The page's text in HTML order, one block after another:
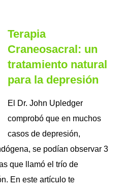
Terapia
Craneosacral: un
tratamiento natural
para la depresión
El Dr. John Upledger
comprobó que en muchos
casos de depresión,
se podían observar 3
que llamó el trío de
En este artículo te